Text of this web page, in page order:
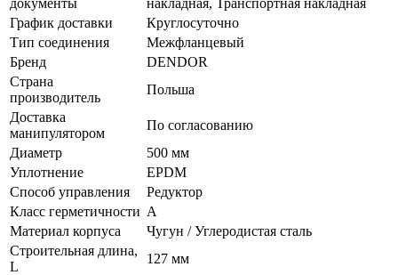
документы
накладная, Транспортная накладная
График доставки
Круглосуточно
Тип соединения
Межфланцевый
Бренд
DENDOR
Страна
производитель
Польша
Доставка
манипулятором
По согласованию
Диаметр
500 мм
Уплотнение
EPDM
Способ управления
Редуктор
Класс герметичности A
Материал корпуса
Чугун / Углеродистая сталь
Строительная длина,
L
127 мм